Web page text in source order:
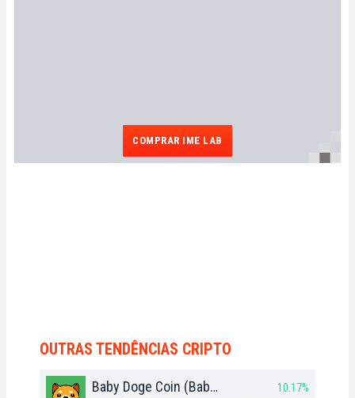
COMPRAR IME LAB
OUTRAS TENDÊNCIAS CRIPTO
Baby Doge Coin (BabyDoge) 10.17%